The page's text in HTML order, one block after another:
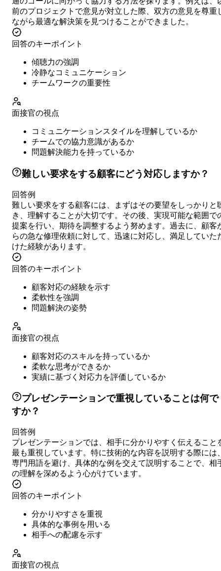
前のプロジェクトで意見が対立した際、双方の意見を尊重
ながら最適な解決策を見つけることができました。
回答のキーポイント
傾聴力の強調
冷静なコミュニケーション
チームワークの重要性
面接官の視点
コミュニケーションスタイルを理解しているか
チームでの協力意識があるか
問題解決能力を持っているか
難しい要求をする顧客にどう対応しますか？
回答例
難しい要求をする顧客には、まずはその要望をしっかりと
き、理解することが大切です。その後、実現可能な範囲で
提案を行い、期待を調整するよう努めます。過去に、顧客
らの急な修理依頼に対して、迅速に対応し、満足していた
けた経験があります。
回答のキーポイント
顧客対応の経験を示す
柔軟性を強調
問題解決の姿勢
面接官の視点
顧客対応のスキルを持っているか
柔軟な思考ができるか
実績に基づく対応力を評価しているか
プレゼンテーションで重視していることは何で
すか？
回答例
プレゼンテーションでは、相手に分かりやすく伝えること
最も重視しています。特に技術的な内容を説明する際には
専門用語を避け、具体的な例を交えて説明することで、相
の理解を深めるよう心がけています。
回答のキーポイント
分かりやすさを重視
具体的な事例を用いる
相手への配慮を示す
面接官の視点